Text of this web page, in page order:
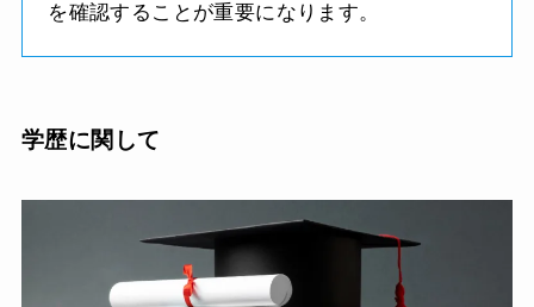
を確認することが重要になります。
学歴に関して